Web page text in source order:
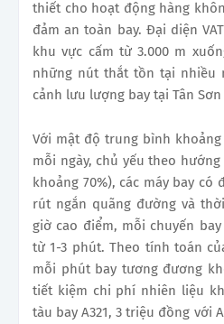
thiết cho hoạt động hàng
đảm an toàn bay. Đại diện
khu vực cấm từ 3.000 m
những nút thắt tồn tại nhiều
cảnh lưu lượng bay tại Tân
Với mật độ trung bình khoảng
mỗi ngày, chủ yếu theo
khoảng 70%), các máy bay có
rút ngắn quãng đường và
giờ cao điểm, mỗi chuyến
từ 1-3 phút. Theo tính toán
mỗi phút bay tương đương
tiết kiệm chi phí nhiên liệu
tàu bay A321, 3 triệu đồng với